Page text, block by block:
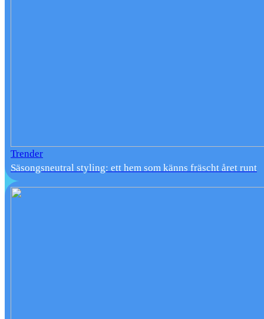
Trender
Säsongsneutral styling: ett hem som känns fräscht året runt